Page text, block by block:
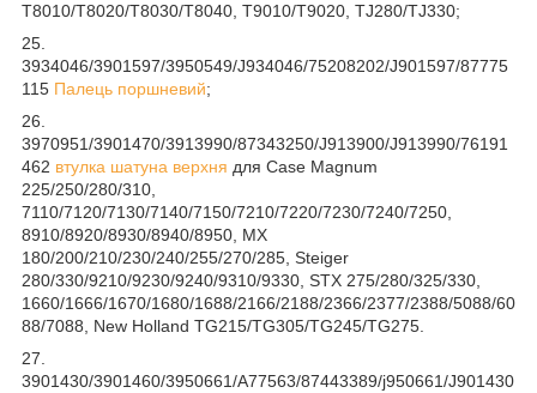
T8010/T8020/T8030/T8040, T9010/T9020, TJ280/TJ330;
25.
3934046/3901597/3950549/J934046/75208202/J901597/87775
115 Палець поршневий;
26.
3970951/3901470/3913990/87343250/J913900/J913990/76191
462 втулка шатуна верхня для Case Magnum
225/250/280/310,
7110/7120/7130/7140/7150/7210/7220/7230/7240/7250,
8910/8920/8930/8940/8950, MX
180/200/210/230/240/255/270/285, Steiger
280/330/9210/9230/9240/9310/9330, STX 275/280/325/330,
1660/1666/1670/1680/1688/2166/2188/2366/2377/2388/5088/60
88/7088, New Holland TG215/TG305/TG245/TG275.
27.
3901430/3901460/3950661/A77563/87443389/j950661/J901430